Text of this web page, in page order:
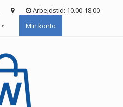
Arbejdstid: 10.00-18.00
▼ Min konto